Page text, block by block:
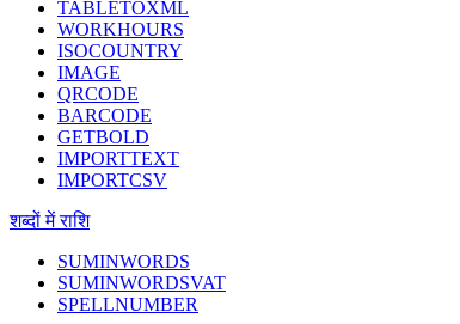
TABLETOXML
WORKHOURS
ISOCOUNTRY
IMAGE
QRCODE
BARCODE
GETBOLD
IMPORTTEXT
IMPORTCSV
शब्दों में राशि
SUMINWORDS
SUMINWORDSVAT
SPELLNUMBER